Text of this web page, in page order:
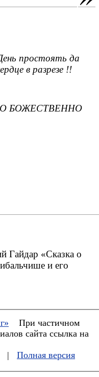
простоять да
в разрезе !!
БОЖЕСТВЕННО
Гайдар «Сказка о
и его
При частичном
сайта ссылка на
| Полная версия